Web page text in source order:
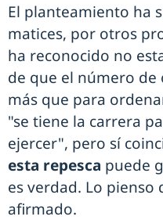
El planteamiento ha
matices, por otros
ha reconocido no
de que el número
más que para
"se tiene la carrera
ejercer", pero sí
esta repesca puede
es verdad. Lo pienso
afirmado.